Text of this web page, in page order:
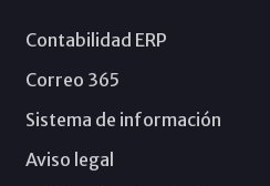
Contabilidad ERP
Correo 365
Sistema de información
Aviso legal